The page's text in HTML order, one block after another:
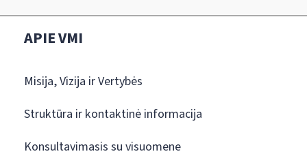
APIE VMI
Misija, Vizija ir Vertybės
Struktūra ir kontaktinė informacija
Konsultavimasis su visuomene